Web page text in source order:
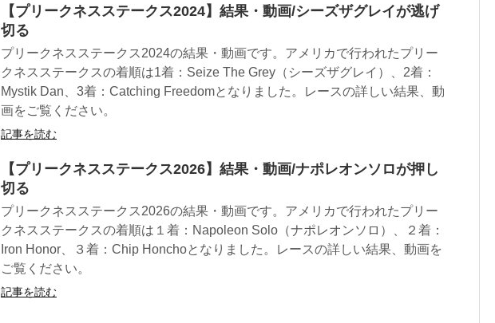
【プリークネスステークス2024】結果・動画/シーズザグレイが逃げ
切る
プリークネスステークス2024の結果・動画です。アメリカで行われたプリー
クネスステークスの着順は1着：Seize The Grey（シーズザグレイ）、2着：
Mystik Dan、3着：Catching Freedomとなりました。レースの詳しい結果、動
画をご覧ください。
記事を読む
【プリークネスステークス2026】結果・動画/ナポレオンソロが押し
切る
プリークネスステークス2026の結果・動画です。アメリカで行われたプリー
クネスステークスの着順は１着：Napoleon Solo（ナポレオンソロ）、２着：
Iron Honor、３着：Chip Honchoとなりました。レースの詳しい結果、動画を
ご覧ください。
記事を読む